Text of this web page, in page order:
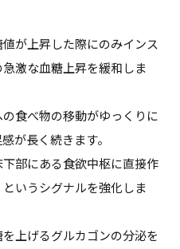
値が上昇した際にのみインス
激な血糖上昇を緩和しま
食べ物の移動がゆっくりに
が長く続きます。
下部にある食欲中枢に直接作
いうシグナルを強化しま
を上げるグルカゴンの分泌を